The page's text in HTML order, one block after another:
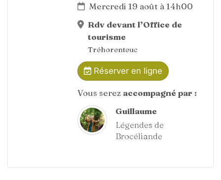
Mercredi 19 août à 14h00
Rdv devant l’Office de
tourisme
Tréhorenteuc
Réserver en ligne
Vous serez accompagné par :
Guillaume
Légendes de
Brocéliande